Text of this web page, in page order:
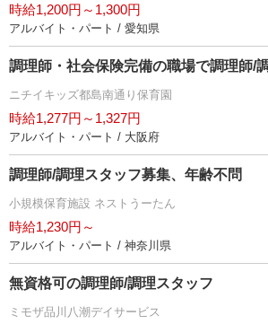
時給1,200円～1,300円
アルバイト・パート / 愛知県
調理師・社会保険完備の職場で調理師/
ニチイキッズ都島南通り保育園
時給1,277円～1,327円
アルバイト・パート / 大阪府
調理師/調理スタッフ募集、年齢不問
小規模保育施設 ネストうーたん
時給1,230円～
アルバイト・パート / 神奈川県
無資格可の調理師/調理スタッフ
ミモザ品川八潮デイサービス